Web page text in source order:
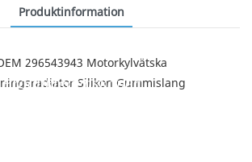
Produktinformation
Produktegenskaper